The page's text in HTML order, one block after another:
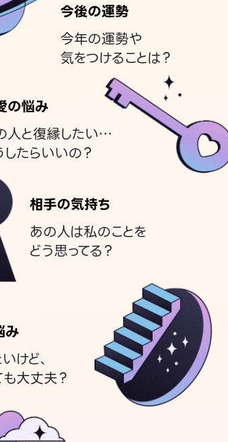
今後の運勢
今年の運勢や
気をつけることは？
の悩み
人と復縁したい…
したらいいの？
相手の気持ち
あの人は私のことを
どう思ってる？
み
けど、
大丈夫？